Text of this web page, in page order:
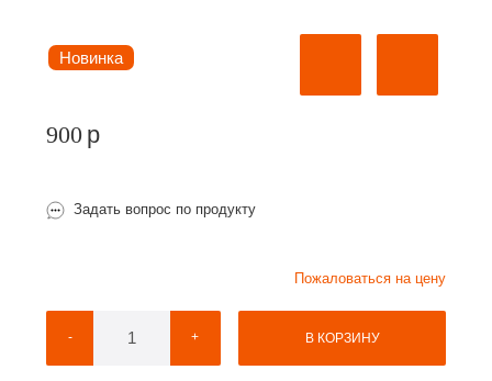
Новинка
900 p
Задать вопрос по продукту
Пожаловаться на цену
- + В КОРЗИНУ